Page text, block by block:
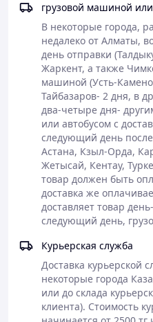
жиросжигания, а также
пищи.
Расскажем подробнее о
на организм.
1. Экстракт зелёного чая.
работу кишечника и
биологически активных
катехинов (особенно
Влияние на кишечник:
- умеренное
катехины могут
кишечника, способствуя
- поддержка микрофлоры.
способны избирательно
бактерий (например,
бифидобактерий);
локальные воспаления в
облегчать течение
(например, СРК).
Влияние на снижение веса:
- ускорение обмена
грузовой машиной
В некоторые города,
недалеко от Алматы,
день отправки
Жаркент, а также
машиной (Усть-
Тайбазаров- 2 дня, в
два-четыре дня-
или автобусом с
следующий день
Астана, Кзыл-Орда,
Жетысай, Кентау,
товар должен быть
доставка же
доставляет товар
следующий день,
Курьерская служба
Доставка курьерской
некоторые города
или до склада
клиента). Стоимость